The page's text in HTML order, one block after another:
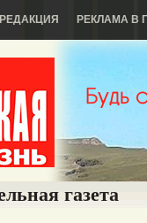
РЕДАКЦИЯ РЕКЛАМА В
газета